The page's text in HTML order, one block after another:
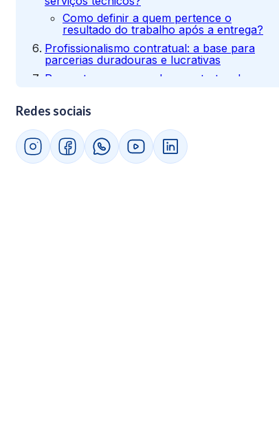
Como definir a quem pertence o
resultado do trabalho após a entrega?
Profissionalismo contratual: a base para
parcerias duradouras e lucrativas
Perguntas comuns sobre contratos de
1. Um contrato assinado digitalmente
tem validade jurídica total?
2. O que fazer quando o cliente pede
serviços fora do contrato?
3. É necessário registrar todos os
Redes sociais